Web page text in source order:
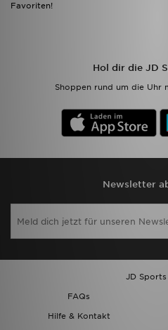
Favoriten!
Hol dir die JD
Shoppen rund um die Uhr
Newsletter
JD Sports
FAQs
Hilfe & Kontakt